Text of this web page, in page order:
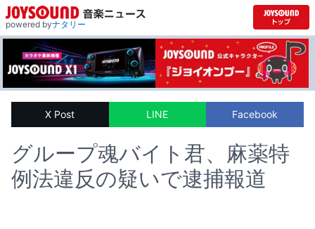
powered byナタリー
X Post LINE Facebook
グループ魂バイト君、麻薬特
例法違反の疑いで逮捕報道